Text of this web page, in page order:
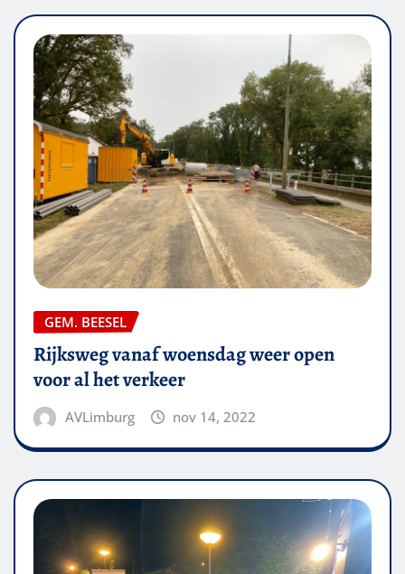
GEM. BEESEL
Rijksweg vanaf woensdag weer open
voor al het verkeer
AVLimburg nov 14, 2022